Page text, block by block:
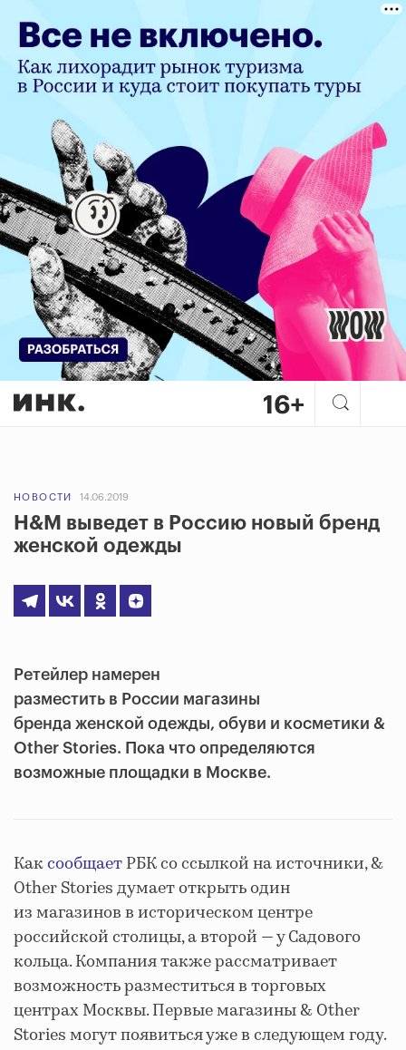
НОВОСТИ 14.06.2019
H&M выведет в Россию новый бренд
женской одежды
Ретейлер намерен
разместить в России магазины
бренда женской одежды, обуви и косметики &
Other Stories. Пока что определяются
возможные площадки в Москве.
КаксообщаетРБК со ссылкой на источники, &
Other Stories думает открыть один
из магазинов в историческом центре
российской столицы, а второй — у Садового
кольца. Компания также рассматривает
возможность разместиться в торговых
центрах Москвы. Первые магазины & Other
Stories могут появиться уже в следующем году.